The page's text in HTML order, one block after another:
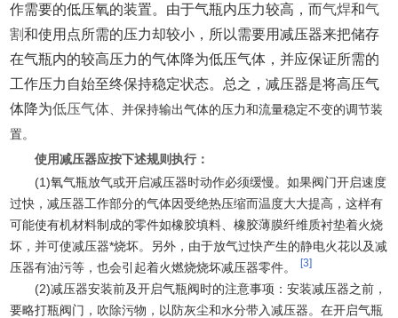
作需要的低压氧的装置。由于气瓶内压力较高，而气焊和气
割和使用点所需的压力却较小，所以需要用减压器来把储存
在气瓶内的较高压力的气体降为低压气体，并应保证所需的
工作压力自始至终保持稳定状态。总之，减压器是将高压气
体降为低压气体 、并保持输出气体的压力和流量稳定不变的调节装
置。
使用减压器应按下述规则执行：
(1)氧气瓶放气或开启减压器时动作必须缓慢。如果阀门开启速度
过快，减压器工作部分的气体因受绝热压缩而温度大大提高，这样有
可能使有机材料制成的零件如橡胶填料、橡胶薄膜纤维质衬垫着火烧
坏，并可使减压器*烧坏。另外，由于放气过快产生的静电火花以及减
压器有油污等，也会引起着火燃烧烧坏减压器零件。
[3]
(2)减压器安装前及开启气瓶阀时的注意事项：安装减压器之前，
要略打瓶阀门，吹除污物，以防灰尘和水分带入减压器。在开启气瓶